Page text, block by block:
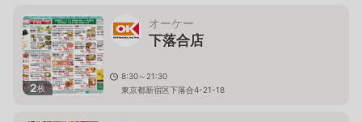
2枚
オーケー
下落合店
8:30～21:30
東京都新宿区下落合4-21-18